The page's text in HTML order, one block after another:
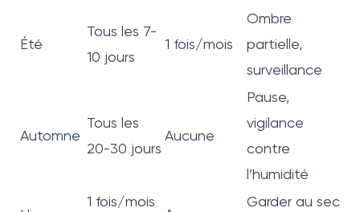
Été
Tous les 7-
10 jours
1 fois/mois
Ombre
partielle,
surveillance
Automne
Tous les
20-30 jours
Aucune
Pause,
vigilance
contre
l’humidité
1 fois/mois Garder au sec